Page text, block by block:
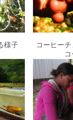
様子
コーヒー